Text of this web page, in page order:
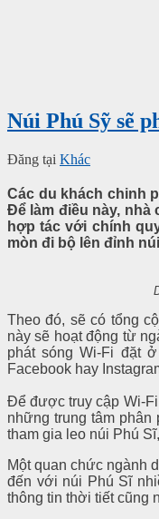
Núi Phú Sỹ sẽ
Đăng tại Khác
Các du khách chinh
Để làm điều này, nhà
hợp tác với chính
mòn đi bộ lên đỉnh
Theo đó, sẽ có tổng
này sẽ hoạt động từ
phát sóng Wi-Fi đặt
Facebook hay
Để được truy cập Wi-
những trung tâm phân
tham gia leo núi Phú
Một quan chức ngành
đến với núi Phú Sĩ
thông tin thời tiết cũng